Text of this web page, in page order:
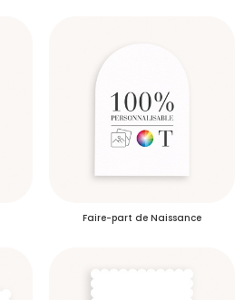
Faire-part de Naissance